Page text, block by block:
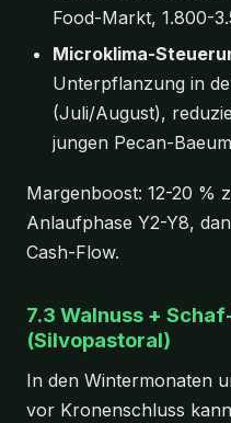
Food-Markt, 1.800-
Microklima-
Unterpflanzung in
(Juli/August),
jungen Pecan-
Margenboost: 12-20 %
Anlaufphase Y2-Y8,
Cash-Flow.
7.3 Walnuss +
(Silvopastoral)
In den Wintermonaten
vor Kronenschluss